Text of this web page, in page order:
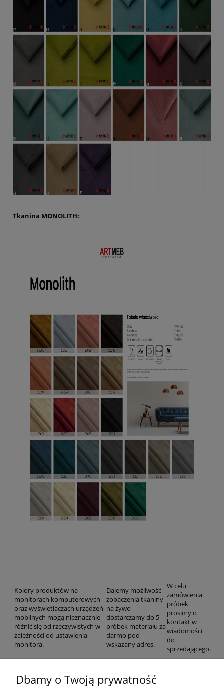
Tkanina MONOLITH:
Kolory produktów na
monitorach komputerowych
oraz wyświetlaczach urządzeń
mobilnych mogą nieznacznie
różnić się od rzeczywistych w
zależności od ustawienia
monitora.
Dajemy możliwość
zobaczenia tkaniny
na żywo -
dostarczamy do 5
próbek materiału za
darmo pod
wskazany adres.
W celu
zamówienia
próbek
prosimy o
kontakt w
wiadomości
do
sprzedającego.
Dbamy o Twoją prywatność